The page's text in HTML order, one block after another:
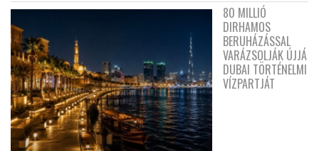
80 MILLIÓ
DIRHAMOS
BERUHÁZÁSSAL
VARÁZSOLJÁK ÚJJÁ
DUBAI TÖRTÉNELMI
VÍZPARTJÁT